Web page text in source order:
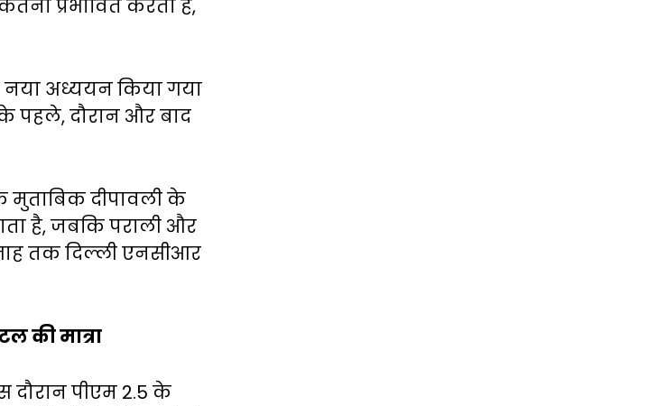
प्रभावित करता है,
नया अध्ययन किया गया
के पहले, दौरान और बाद
दीपावली के
है, जबकि पराली और
तक दिल्ली एनसीआर
की मात्रा
दौरान पीएम 2.5 के